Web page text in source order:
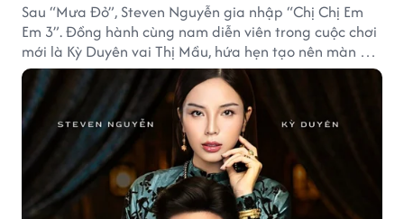
Sau “Mưa Đỏ”, Steven Nguyễn gia nhập “Chị Chị Em
Em 3”. Đồng hành cùng nam diễn viên trong cuộc chơi
mới là Kỳ Duyên vai Thị Mầu, hứa hẹn tạo nên màn kết
hợp nhiều bất ngờ.